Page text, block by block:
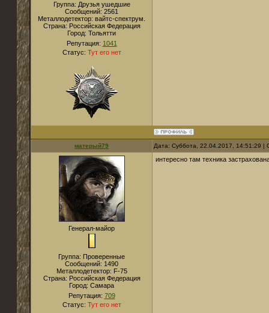
Группа: Друзья ушедшие
Сообщений: 2561
Металлодетектор: вайтс-спектрум.
Страна: Российская Федерация
Город: Тольятти
Репутация: 1041
Статус: Тут его нет
матерый79 Дата: Суббота, 22.04.2017, 14:51:29
Генерал-майор
Группа: Проверенные
Сообщений: 1490
Металлодетектор: F-75
Страна: Российская Федерация
Город: Самара
Репутация: 709
Статус: Тут его нет
интересно там техника